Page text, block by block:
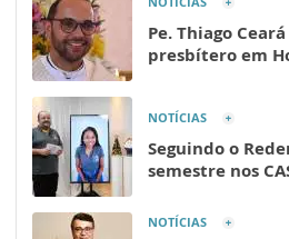
Pe. Thiago
presbítero em
NOTÍCIAS
Seguindo o
semestre nos
NOTÍCIAS